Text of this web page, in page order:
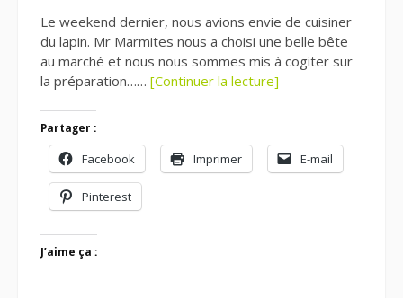
Le weekend dernier, nous avions envie de cuisiner
du lapin. Mr Marmites nous a choisi une belle bête
au marché et nous nous sommes mis à cogiter sur
la préparation…… [Continuer la lecture]
Partager :
Facebook Imprimer E-mail
Pinterest
J’aime ça :